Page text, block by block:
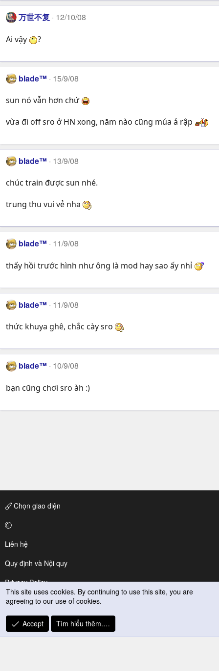
万世不复 12/10/08
Ai vậy ?
blade™ 15/9/08
sun nó vẫn hơn chứ
vừa đi off sro ở HN xong, năm nào cũng múa ả rập
blade™ 13/9/08
chúc train được sun nhé.
trung thu vui vẻ nha
blade™ 11/9/08
thấy hồi trước hình như ông là mod hay sao ấy nhỉ
blade™ 11/9/08
thức khuya ghê, chắc cày sro
blade™ 10/9/08
bạn cũng chơi sro àh :)
Chọn giao diện
Liên hệ
Quy định và Nội quy
Privacy Policy
Trợ giúp
R
S
This site uses cookies. By continuing to use this site, you are
agreeing to our use of cookies.
Accept Tìm hiểu thêm.…